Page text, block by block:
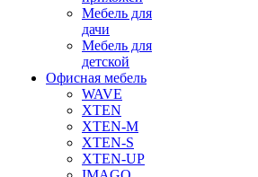
Мебель для
дачи
Мебель для
детской
Офисная мебель
WAVE
XTEN
XTEN-M
XTEN-S
XTEN-UP